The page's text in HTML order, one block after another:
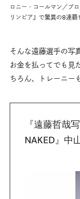
ロニー・コールマン／プ
リンピア』で驚異の8連覇
そんな遠藤選手の写
お金を払ってでも見
ちろん、トレーニー
『遠藤哲哉
NAKED』中